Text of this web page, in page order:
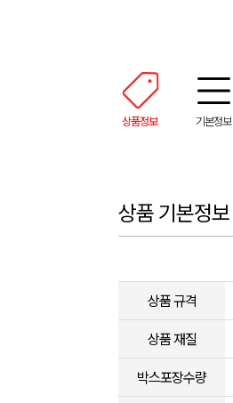
상품정보 기본정보
상품 기본정보
상품 규격
상품 재질
박스포장수량